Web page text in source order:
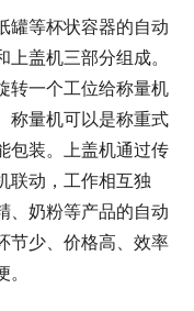
罐等杯状容器的自动
盖机三部分组成。
转一个工位给称量机
称量机可以是称重式
包装。上盖机通过传
联动，工作相互独
、奶粉等产品的自动
节少、价格高、效率